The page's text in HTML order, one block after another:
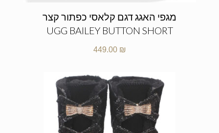
מגפי האגג דגם קלאסי כפתור קצר
UGG BAILEY BUTTON SHORT
449.00 ₪